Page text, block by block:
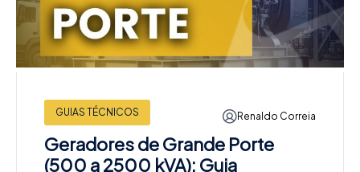
GUIAS TÉCNICOS Renaldo Correia
Geradores de Grande Porte
(500 a 2500 kVA): Guia